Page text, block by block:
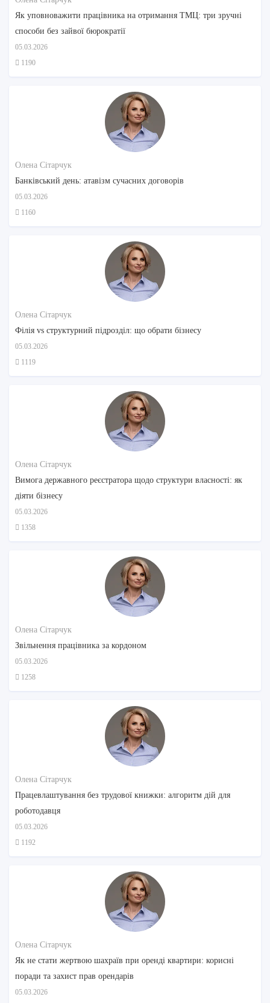
Як уповноважити працівника на отримання ТМЦ: три зручні
способи без зайвої бюрократії
05.03.2026
1190
Олена Сітарчук
Банківський день: атавізм сучасних договорів
05.03.2026
1160
Олена Сітарчук
Філія vs структурний підрозділ: що обрати бізнесу
05.03.2026
1119
Олена Сітарчук
Вимога державного реєстратора щодо структури власності: як
діяти бізнесу
05.03.2026
1358
Олена Сітарчук
Звільнення працівника за кордоном
05.03.2026
1258
Олена Сітарчук
Працевлаштування без трудової книжки: алгоритм дій для
роботодавця
05.03.2026
1192
Олена Сітарчук
Як не стати жертвою шахраїв при оренді квартири: корисні
поради та захист прав орендарів
05.03.2026